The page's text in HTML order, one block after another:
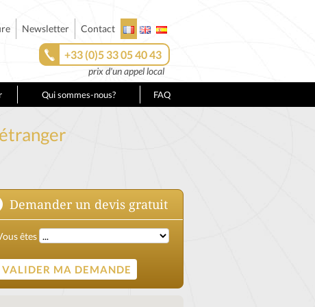
Newsletter Contact
+33 (0)5 33 05 40 43
prix d'un appel local
Qui sommes-nous? FAQ
Demander un devis gratuit
êtes